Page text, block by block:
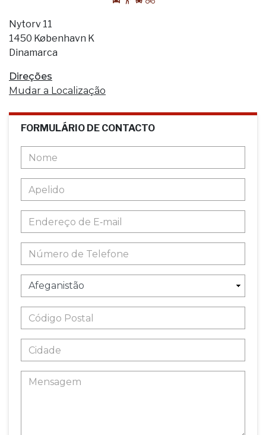
Nytorv 11
1450 København K
Dinamarca
Direções
Mudar a Localização
FORMULÁRIO DE CONTACTO